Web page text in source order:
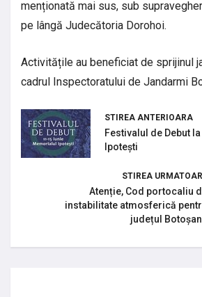
menționată mai sus, sub
pe lângă Judecătoria Dorohoi.
Activitățile au beneficiat de sprijinul
cadrul Inspectoratului de Jandarmi
STIREA ANTERIOARA
Festivalul de Debut
Ipotești
STIREA
Atenție, Cod portocaliu
instabilitate atmosferică
județul